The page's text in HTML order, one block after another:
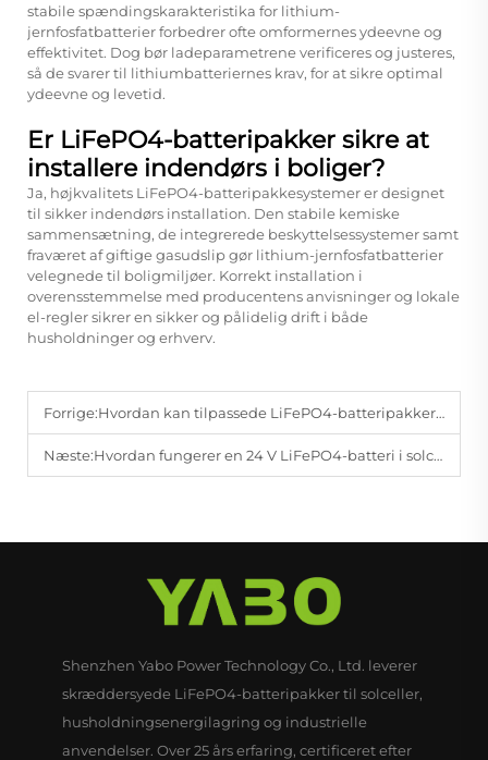
stabile spændingskarakteristika for lithium-
jernfosfatbatterier forbedrer ofte omformernes ydeevne og
effektivitet. Dog bør ladeparametrene verificeres og justeres,
så de svarer til lithiumbatteriernes krav, for at sikre optimal
ydeevne og levetid.
Er LiFePO4-batteripakker sikre at
installere indendørs i boliger?
Ja, højkvalitets LiFePO4-batteripakkesystemer er designet
til sikker indendørs installation. Den stabile kemiske
sammensætning, de integrerede beskyttelsessystemer samt
fraværet af giftige gasudslip gør lithium-jernfosfatbatterier
velegnede til boligmiljøer. Korrekt installation i
overensstemmelse med producentens anvisninger og lokale
el-regler sikrer en sikker og pålidelig drift i både
husholdninger og erhverv.
Forrige:Hvordan kan tilpassede LiFePO4-batteripakker optimeres til forskellige enhedsbehov?
Næste:Hvordan fungerer en 24 V LiFePO4-batteri i solcelle- og campingvognsanvendelser?
Shenzhen Yabo Power Technology Co., Ltd. leverer
skræddersyede LiFePO4-batteripakker til solceller,
husholdningsenergilagring og industrielle
anvendelser. Over 25 års erfaring, certificeret efter